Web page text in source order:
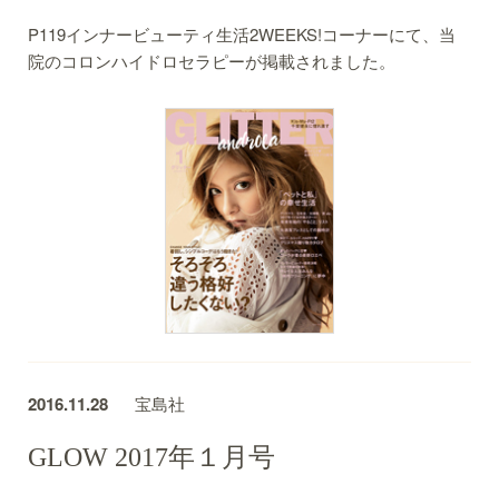
P119インナービューティ生活2WEEKS!コーナーにて、当
院のコロンハイドロセラピーが掲載されました。
2016.11.28 宝島社
GLOW 2017年１月号